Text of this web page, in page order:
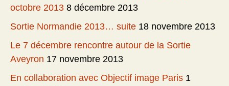
octobre 2013 8 décembre 2013
Sortie Normandie 2013… suite 18 novembre 2013
Le 7 décembre rencontre autour de la Sortie
Aveyron 17 novembre 2013
En collaboration avec Objectif image Paris 1